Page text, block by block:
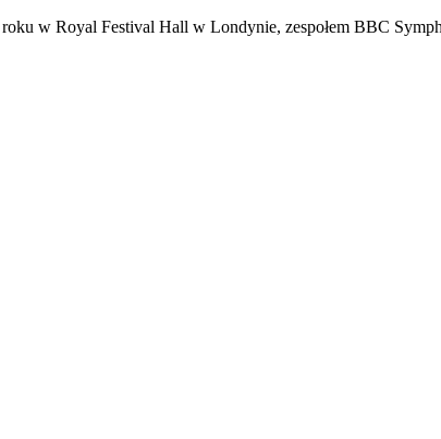
w Royal Festival Hall w Londynie, zespołem BBC